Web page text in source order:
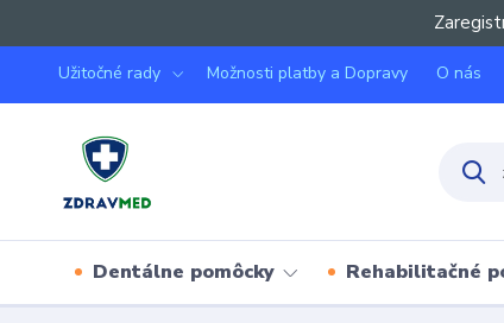
Užitočné rady Možnosti platby a Dopravy O nás
Dentálne pomôcky Rehabilitačné